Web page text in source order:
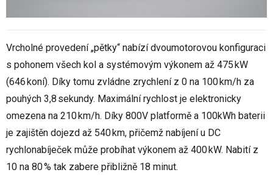
Vrcholné provedení „pětky“ nabízí dvoumotorovou konfiguraci
s pohonem všech kol a systémovým výkonem až 475 kW
(646 koní). Díky tomu zvládne zrychlení z 0 na 100 km/h za
pouhých 3,8 sekundy. Maximální rychlost je elektronicky
omezena na 210 km/h. Díky 800V platformě a 100kWh baterii
je zajištěn dojezd až 540 km, přičemž nabíjení u DC
rychlonabíječek může probíhat výkonem až 400 kW. Nabití z
10 na 80 % tak zabere přibližně 18 minut.